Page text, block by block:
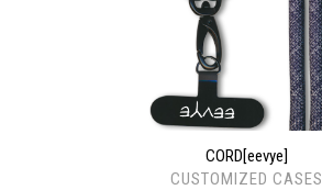
CORD[eevye]
CUSTOMIZED CASES